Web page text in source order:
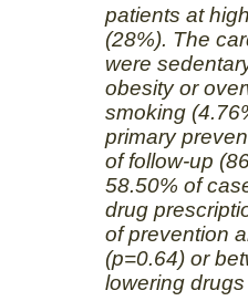
patients at
(28%). The
were
obesity or
smoking
primary
of follow-up
58.50% of
drug
of prevention
(p=0.64) or
lowering